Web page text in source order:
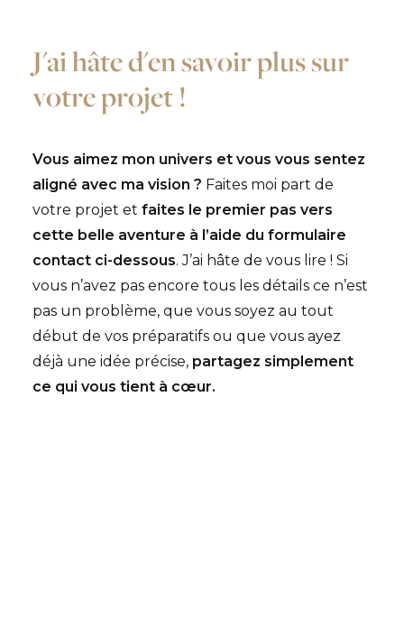
J'ai hâte d'en savoir plus sur
votre projet !
Vous aimez mon univers et vous vous sentez
aligné avec ma vision ? Faites moi part de
votre projet et faites le premier pas vers
cette belle aventure à l’aide du formulaire
contact ci-dessous. J’ai hâte de vous lire ! Si
vous n’avez pas encore tous les détails ce n’est
pas un problème, que vous soyez au tout
début de vos préparatifs ou que vous ayez
déjà une idée précise, partagez simplement
ce qui vous tient à cœur.